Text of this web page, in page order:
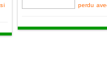
perdu